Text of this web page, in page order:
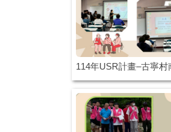
114年USR計畫–古寧